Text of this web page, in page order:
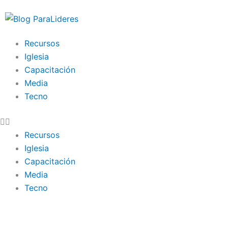
al
Recursos
Iglesia
Capacitación
Media
Tecno
Recursos
Iglesia
Capacitación
Media
Tecno